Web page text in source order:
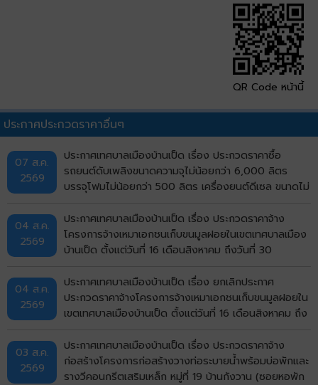
QR Code หน้านี้
ประกาศประกวดราคาอื่นๆ
07 ส.ค.
2569
ประกาศเทศบาลเมืองบ้านเป็ด เรื่อง ประกวดราคาซื้อ
รถยนต์ดับเพลิงขนาดความจุไม่น้อยกว่า 6,000 ลิตร
บรรจุโฟมไม่น้อยกว่า 500 ลิตร เครื่องยนต์ดีเซล ขนาดไม่
แรงดันสูงและอุปกรณ์ในการดับเพลิงครบชุด จำนวน 1 คัน
ด้วยวิธีประกวดราคาอิเล็กทรอนิกส์ (e-bidding)
04 ส.ค.
2569
ประกาศเทศบาลเมืองบ้านเป็ด เรื่อง ประกวดราคาจ้าง
โครงการจ้างเหมาเอกชนเก็บขนมูลฝอยในเขตเทศบาลเมือง
บ้านเป็ด ตั้งแต่วันที่ 16 เดือนสิงหาคม ถึงวันที่ 30
(e-bidding)
04 ส.ค.
2569
ประกาศเทศบาลเมืองบ้านเป็ด เรื่อง ยกเลิกประกาศ
ประกวดราคาจ้างโครงการจ้างเหมาเอกชนเก็บขนมูลฝอยใน
เขตเทศบาลเมืองบ้านเป็ด ตั้งแต่วันที่ 16 เดือนสิงหาคม ถึง
อิเล็กทรอนิกส์ (e-bidding)
03 ส.ค.
2569
ประกาศเทศบาลเมืองบ้านเป็ด เรื่อง ประกวดราคาจ้าง
ก่อสร้างโครงการก่อสร้างวางท่อระบายน้ำพร้อมบ่อพักและ
รางวีคอนกรีตเสริมเหล็ก หมู่ที่ 19 บ้านกังวาน (ซอยหอพัก